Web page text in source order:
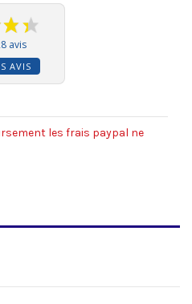
avis
AVIS
les frais paypal ne